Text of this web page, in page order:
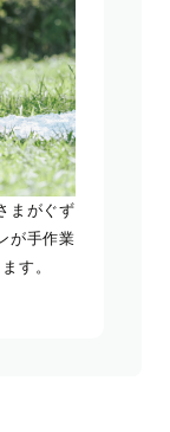
まがぐず
が手作業
す。